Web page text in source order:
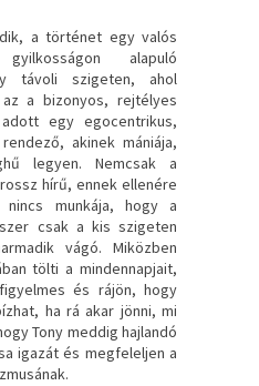
a történet egy valós
alapuló
távoli szigeten, ahol
a bizonyos, rejtélyes
egy egocentrikus,
akinek mániája,
legyen. Nemcsak a
hírű, ennek ellenére
nincs munkája, hogy a
csak a kis szigeten
vágó. Miközben
tölti a mindennapjait,
és rájön, hogy
ha rá akar jönni, mi
Tony meddig hajlandó
igazát és megfeleljen a